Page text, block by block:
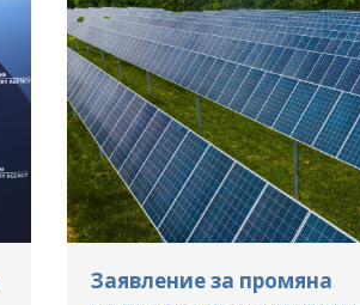
Заявление за промяна